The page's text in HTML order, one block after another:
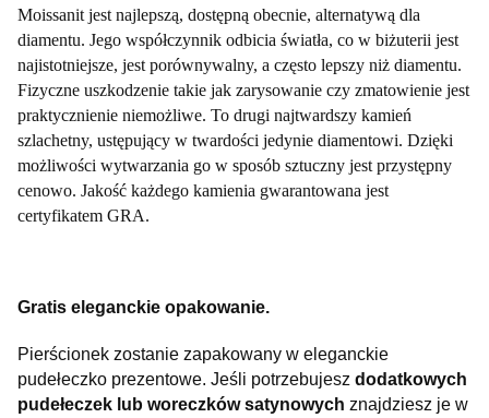
Moissanit jest najlepszą, dostępną obecnie, alternatywą dla
diamentu. Jego współczynnik odbicia światła, co w biżuterii jest
najistotniejsze, jest porównywalny, a często lepszy niż diamentu.
Fizyczne uszkodzenie takie jak zarysowanie czy zmatowienie jest
praktycznienie niemożliwe. To drugi najtwardszy kamień
szlachetny, ustępujący w twardości jedynie diamentowi. Dzięki
możliwości wytwarzania go w sposób sztuczny jest przystępny
cenowo. Jakość każdego kamienia gwarantowana jest
certyfikatem GRA.
Gratis eleganckie opakowanie.
Pierścionek zostanie zapakowany w eleganckie
pudełeczko prezentowe. Jeśli potrzebujesz dodatkowych
pudełeczek lub woreczków satynowych znajdziesz je w